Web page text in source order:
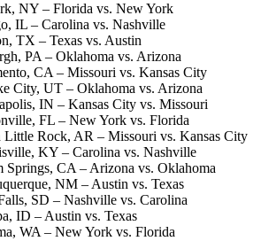
NY – Florida vs. New York
IL – Carolina vs. Nashville
TX – Texas vs. Austin
PA – Oklahoma vs. Arizona
CA – Missouri vs. Kansas City
City, UT – Oklahoma vs. Arizona
IN – Kansas City vs. Missouri
FL – New York vs. Florida
Rock, AR – Missouri vs. Kansas City
KY – Carolina vs. Nashville
Springs, CA – Arizona vs. Oklahoma
NM – Austin vs. Texas
SD – Nashville vs. Carolina
ID – Austin vs. Texas
WA – New York vs. Florida